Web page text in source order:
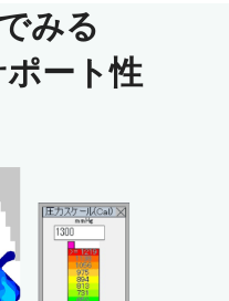
みる
ート性